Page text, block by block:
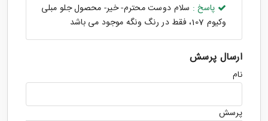
پاسخ : سلام دوست محترم- خیر- محصول جلو مبلی
وکیوم 107، فقط در رنگ ونگه موجود می باشد
ارسال پرسش
نام
پرسش